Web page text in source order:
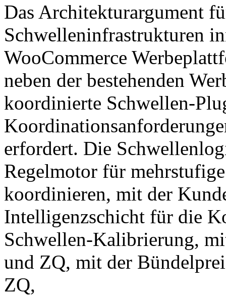
Das Architekturargument
Schwelleninfrastrukturen
WooCommerce
neben der bestehenden
koordinierte Schwellen-
erfordert. Die
Regelmotor für
koordinieren, mit der
Intelligenzschicht für die
Schwellen-Kalibrierung,
und ZQ, mit der
ZQ,